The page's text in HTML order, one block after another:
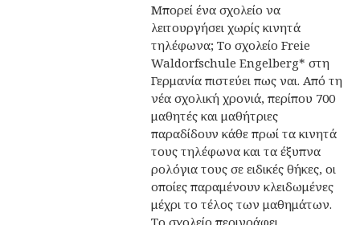
Μπορεί ένα σχολείο να
λειτουργήσει χωρίς κινητά
τηλέφωνα; Το σχολείο Freie
Waldorfschule Engelberg* στη
Γερμανία πιστεύει πως ναι. Από τη
νέα σχολική χρονιά, περίπου 700
μαθητές και μαθήτριες
παραδίδουν κάθε πρωί τα κινητά
τους τηλέφωνα και τα έξυπνα
ρολόγια τους σε ειδικές θήκες, οι
οποίες παραμένουν κλειδωμένες
μέχρι το τέλος των μαθημάτων.
Το σχολείο περιγράφει...